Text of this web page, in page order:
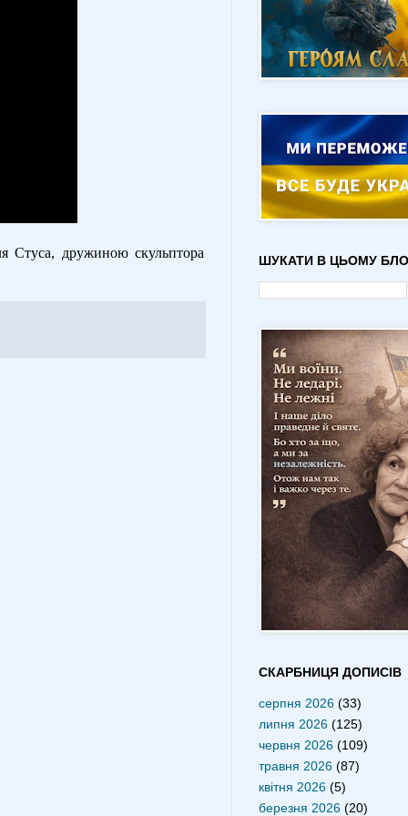
Стуса, дружиною скульптора
ШУКАТИ В ЦЬОМУ
СКАРБНИЦЯ ДОПИСІВ
серпня 2026 (33)
липня 2026 (125)
червня 2026 (109)
травня 2026 (87)
квітня 2026 (5)
березня 2026 (20)